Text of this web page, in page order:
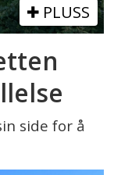
PLUSS
side for å